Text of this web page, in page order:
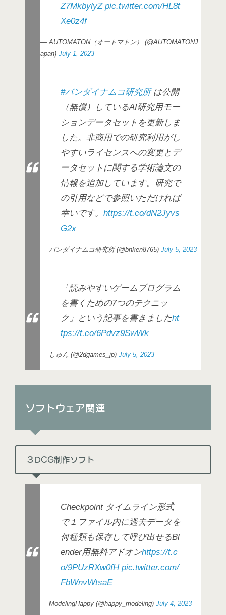
Z7MkbylyZ pic.twitter.com/HL8t
Xe0z4f
— AUTOMATON（オートマトン） (@AUTOMATONJ
apan) July 1, 2023
#バンダイナムコ研究所は公開
（無償）しているAI研究用モー
ションデータセットを更新しま
した。非商用での研究利用がし
やすいライセンスへの変更とデ
ータセットに関する学術論文の
情報を追加しています。研究で
の引用などで参照いただければ
幸いです。 https://t.co/dN2Jyvs
G2x
— バンダイナムコ研究所 (@bnken8765) July 5, 2023
「読みやすいゲームプログラム
を書くための7つのテクニッ
ク」という記事を書きましたht
tps://t.co/6Pdvz9SwWk
— しゅん (@2dgames_jp) July 5, 2023
ソフトウェア関連
３DCG制作ソフト
Checkpoint タイムライン形式
で１ファイル内に過去データを
何種類も保存して呼び出せるBl
ender用無料アドオンhttps://t.c
o/9PUzRXw0fH pic.twitter.com/
FbWnvWtsaE
— ModelingHappy (@happy_modeling) July 4, 2023